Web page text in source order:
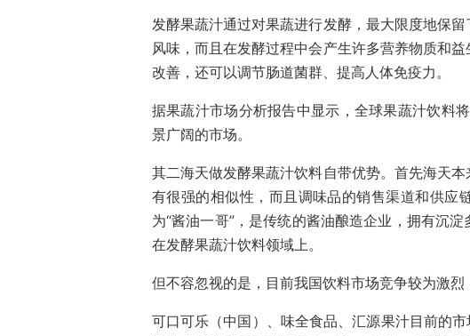
发酵果蔬汁通过对果蔬进行发酵，最大限度地保
风味，而且在发酵过程中会产生许多营养物质和
改善，还可以调节肠道菌群、提高人体免疫力。
据果蔬汁市场分析报告中显示，全球果蔬汁饮料
景广阔的市场。
其二海天做发酵果蔬汁饮料自带优势。首先海天
有很强的相似性，而且调味品的销售渠道和供应
为“酱油一哥”，是传统的酱油酿造企业，拥有沉
在发酵果蔬汁饮料领域上。
但不容忽视的是，目前我国饮料市场竞争较为激烈
可口可乐（中国）、味全食品、汇源果汁目前的